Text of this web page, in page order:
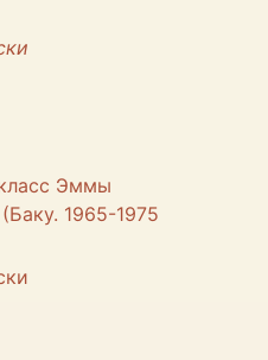
Эммы
1965-1975